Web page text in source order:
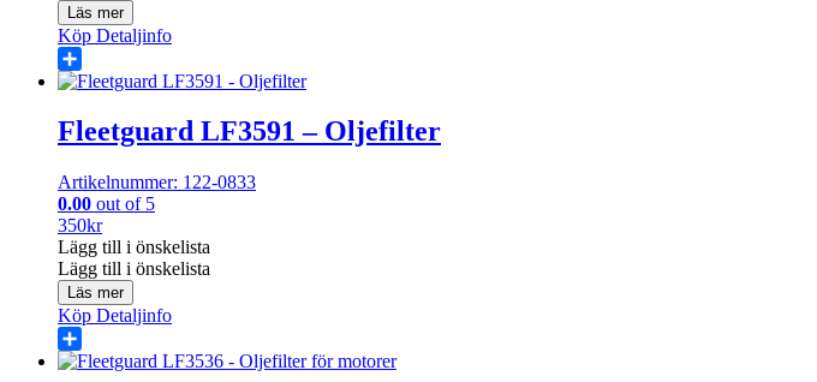
Läs mer
Köp Detaljinfo
Share
Fleetguard LF3591 – Oljefilter
Artikelnummer: 122-0833
0.00 out of 5
350kr
Lägg till i önskelista
Lägg till i önskelista
Läs mer
Köp Detaljinfo
Share